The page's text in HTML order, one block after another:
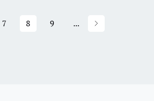
7 8 9 ...